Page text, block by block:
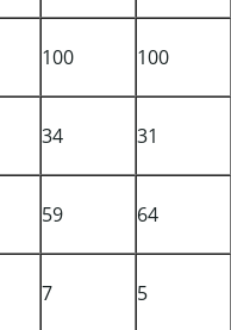
100 100
34 31
59 64
7 5